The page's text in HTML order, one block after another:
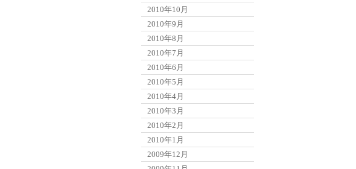
2010年10月
2010年9月
2010年8月
2010年7月
2010年6月
2010年5月
2010年4月
2010年3月
2010年2月
2010年1月
2009年12月